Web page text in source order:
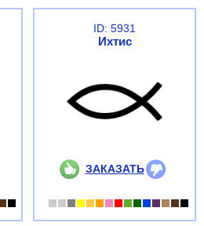
ID: 5931
Ихтис
ЗАКАЗАТЬ